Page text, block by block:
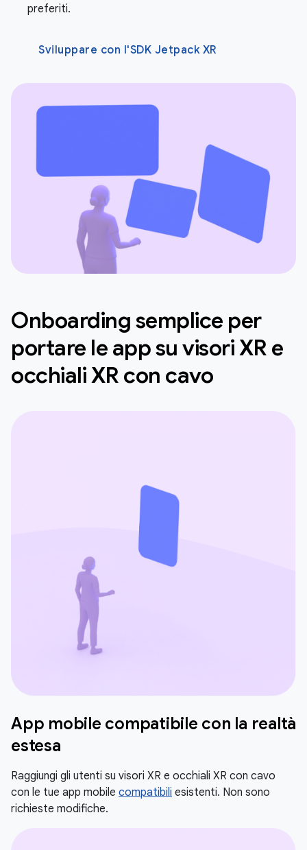
preferiti.
Sviluppare con l'SDK Jetpack XR
Onboarding semplice per
portare le app su visori XR e
occhiali XR con cavo
App mobile compatibile con la realtà
estesa
Raggiungi gli utenti su visori XR e occhiali XR con cavo
con le tue app mobile compatibili esistenti. Non sono
richieste modifiche.